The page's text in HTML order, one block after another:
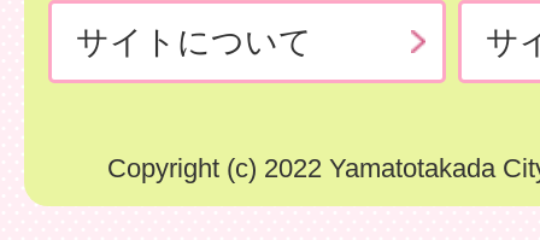
サイトについて サ
Copyright (c) 2022 Yamatotakada